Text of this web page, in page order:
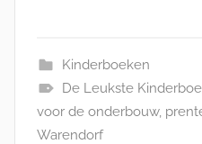
Kinderboeken
De Leukste
voor de onderbouw,
Warendorf